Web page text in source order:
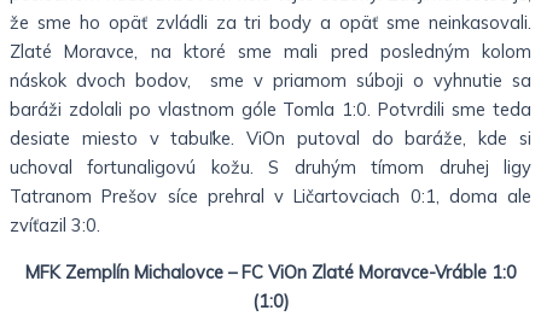
že sme ho opäť zvládli za tri body a opäť sme neinkasovali.
Zlaté Moravce, na ktoré sme mali pred posledným kolom
náskok dvoch bodov, sme v priamom súboji o vyhnutie sa
baráži zdolali po vlastnom góle Tomla 1:0. Potvrdili sme teda
desiate miesto v tabuľke. ViOn putoval do baráže, kde si
uchoval fortunaligovú kožu. S druhým tímom druhej ligy
Tatranom Prešov síce prehral v Ličartovciach 0:1, doma ale
zvíťazil 3:0.
MFK Zemplín Michalovce – FC ViOn Zlaté Moravce-Vráble 1:0
(1:0)